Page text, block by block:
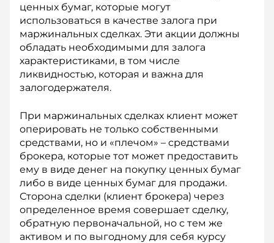
ценных бумаг, которые могут
использоваться в качестве залога при
маржинальных сдел­ках. Эти акции должны
обладать необходимыми для залога
характеристиками, в том числе
ликвидностью, которая и важна для
залогодержателя.
При маржинальных сделках клиент может
оперировать не только собственными
средствами, но и «плечом» – средствами
брокера, которые тот может предоставить
ему в виде денег на покупку ценных бумаг
либо в виде ценных бумаг для продажи.
Сторона сделки (клиент брокера) через
определенное время совершает сделку,
обратную пер­воначальной, но с тем же
активом и по выгодному для себя курсу